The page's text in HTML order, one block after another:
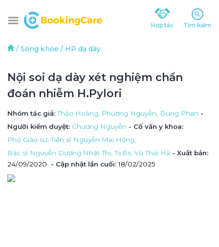
Hợp tác Tìm kiếm
/ Sống khỏe / HP dạ dày
Nội soi dạ dày xét nghiệm chẩn
đoán nhiễm H.Pylori
Nhóm tác giả: Thảo Hoàng, Phương Nguyễn, Dung Phan -
Người kiểm duyệt: Chương Nguyễn - Cố vấn y khoa:
Phó Giáo sư, Tiến sĩ Nguyễn Mai Hồng,
Bác sĩ Nguyễn Dương Nhật Thi, Ts.Bs. Vũ Thái Hà
24/09/2020
- Cập nhật lần cuối: 18/02/2025